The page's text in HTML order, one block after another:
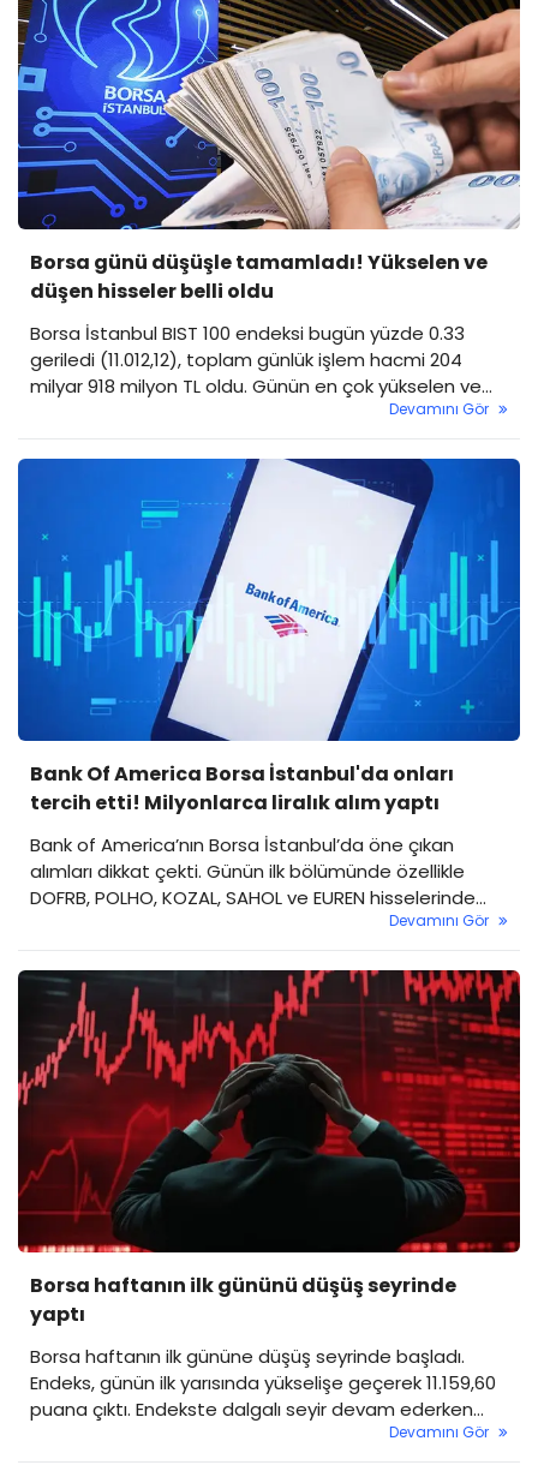
Borsa günü düşüşle tamamladı! Yükselen ve
düşen hisseler belli oldu
Borsa İstanbul BIST 100 endeksi bugün yüzde 0.33
geriledi (11.012,12), toplam günlük işlem hacmi 204
milyar 918 milyon TL oldu. Günün en çok yükselen ve
düşen hisseleri de belli oldu. İşte günün öne çıkan
hisseleri...
Devamını Gör
Bank Of America Borsa İstanbul'da onları
tercih etti! Milyonlarca liralık alım yaptı
Bank of America’nın Borsa İstanbul’da öne çıkan
alımları dikkat çekti. Günün ilk bölümünde özellikle
DOFRB, POLHO, KOZAL, SAHOL ve EUREN hisselerinde
yoğunlaşan işlemlerle kurumun toplam net alımı yüz
milyonlarca lirayı buldu. Özellikle sanayi ve holding
ağırlıklı hisselere yönelim öne çıktı. Peki, BofA saat
10.00 itibarıyla itibarıyla hangi hisselerden alım yaptı?
İşte detaylar...
Devamını Gör
Borsa haftanın ilk gününü düşüş seyrinde
yaptı
Borsa haftanın ilk gününe düşüş seyrinde başladı.
Endeks, günün ilk yarısında yükselişe geçerek 11.159,60
puana çıktı. Endekste dalgalı seyir devam ederken
Devamını Gör